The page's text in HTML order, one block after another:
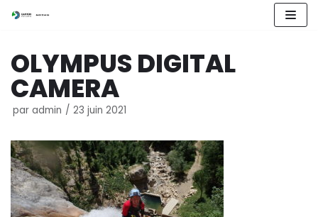
au
contenu
OLYMPUS DIGITAL
CAMERA
par admin 23 juin 2021